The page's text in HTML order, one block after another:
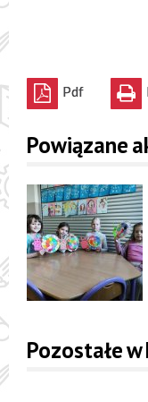
Pdf
Powiązane
Pozostałe